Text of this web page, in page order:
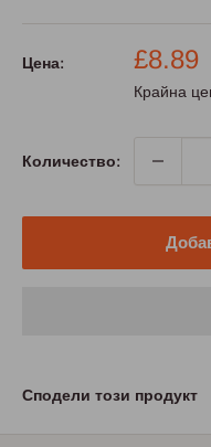
Цена:
Промо
цена
£8.89
Крайна
Количество:
Сподели този продукт